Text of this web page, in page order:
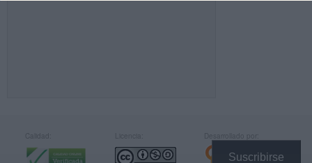
Suscribirse